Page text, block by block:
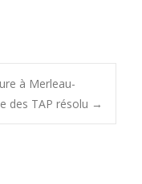
à Merleau-
des TAP résolu →